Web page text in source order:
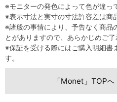
※モニターの発色によって色が違っ
※表示寸法と実寸の寸法許容差は商
※諸般の事情により、予告なく商品
とがありますので、あらかじめご了
※保証を受ける際にはご購入明細書
す。
「Monet」TOPへ